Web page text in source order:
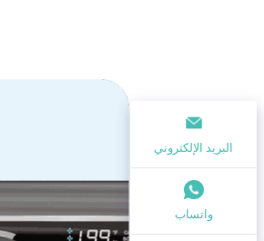
البريد الإلكتروني
واتساب